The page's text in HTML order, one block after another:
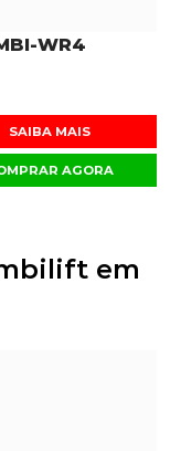
WR4
SAIBA MAIS
AGORA
em